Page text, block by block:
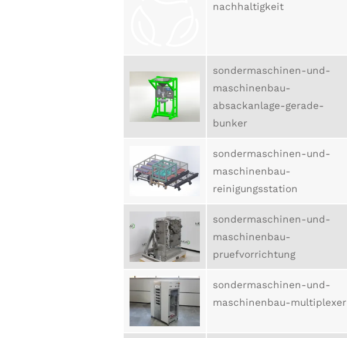
nachhaltigkeit
sondermaschinen-und-
maschinenbau-
absackanlage-gerade-
bunker
sondermaschinen-und-
maschinenbau-
reinigungsstation
sondermaschinen-und-
maschinenbau-
pruefvorrichtung
sondermaschinen-und-
maschinenbau-multiplexer